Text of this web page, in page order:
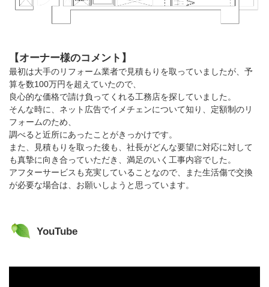
【オーナー様のコメント】
最初は大手のリフォーム業者で見積もりを取っていましたが、予
算を数100万円を超えていたので、
良心的な価格で請け負ってくれる工務店を探していました。
そんな時に、ネット広告でイメチェンについて知り、定額制のリ
フォームのため、
調べると近所にあったことがきっかけです。
また、見積もりを取った後も、社長がどんな要望に対応に対して
も真摯に向き合っていただき、満足のいく工事内容でした。
アフターサービスも充実していることなので、また生活傷で交換
が必要な場合は、お願いしようと思っています。
YouTube